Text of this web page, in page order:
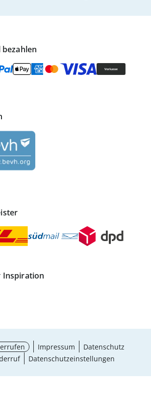
Inspiration
Impressum
Datenschutz
Datenschutzeinstellungen